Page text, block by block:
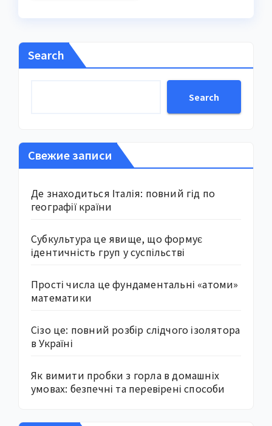
Search
Search
Свежие записи
Де знаходиться Італія: повний гід по
географії країни
Субкультура це явище, що формує
ідентичність груп у суспільстві
Прості числа це фундаментальні «атоми»
математики
Сізо це: повний розбір слідчого ізолятора
в Україні
Як вимити пробки з горла в домашніх
умовах: безпечні та перевірені способи